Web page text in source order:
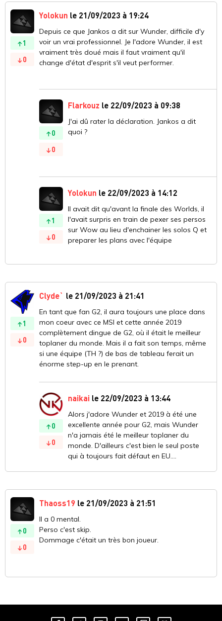
1
0
Yolokun le 21/09/2023 à 19:24
Depuis ce que Jankos a dit sur Wunder, difficile d'y
voir un vrai professionnel. Je l'adore Wunder, il est
vraiment très doué mais il faut vraiment qu'il
change d'état d'esprit s'il veut performer.
0
0
Flarkouz le 22/09/2023 à 09:38
J'ai dû rater la déclaration. Jankos a dit
quoi ?
1
0
Yolokun le 22/09/2023 à 14:12
Il avait dit qu'avant la finale des Worlds, il
l'avait surpris en train de pexer ses persos
sur Wow au lieu d'enchainer les solos Q et
preparer les plans avec l'équipe
1
0
Clyde` le 21/09/2023 à 21:41
En tant que fan G2, il aura toujours une place dans
mon coeur avec ce MSI et cette année 2019
complètement dingue de G2, où il était le meilleur
toplaner du monde. Mais il a fait son temps, même
si une équipe (TH ?) de bas de tableau ferait un
énorme step-up en le prenant.
0
0
naikai le 22/09/2023 à 13:44
Alors j'adore Wunder et 2019 à été une
excellente année pour G2, mais Wunder
n'a jamais été le meilleur toplaner du
monde. D'ailleurs c'est bien le seul poste
qui à toujours fait défaut en EU....
0
0
Thaoss19 le 21/09/2023 à 21:51
Il a 0 mental.
Perso c'est skip.
Dommage c'était un très bon joueur.